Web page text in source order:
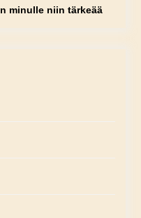
minulle niin tärkeää